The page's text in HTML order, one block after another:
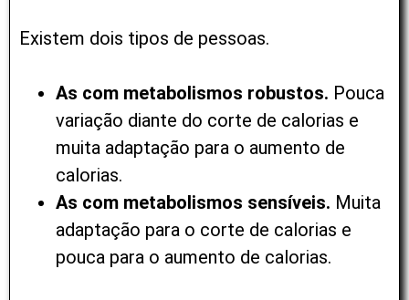
Existem dois tipos de pessoas.
As com metabolismos robustos. Pouca
variação diante do corte de calorias e
muita adaptação para o aumento de
calorias.
As com metabolismos sensíveis. Muita
adaptação para o corte de calorias e
pouca para o aumento de calorias.